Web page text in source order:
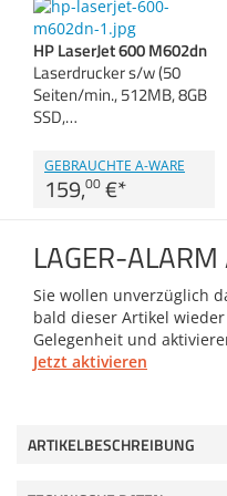
Dokumentenscanner
Anmelden | Registrieren
HP LaserJet 600 M602dn
Laserdrucker s/w (50
Seiten/min., 512MB, 8GB
SSD,…
GEBRAUCHTE A-WARE
159,00 €*
LAGER-ALARM
Sie wollen unverzüglich
bald dieser Artikel
Gelegenheit und
Jetzt aktivieren
ARTIKELBESCHREIBUNG